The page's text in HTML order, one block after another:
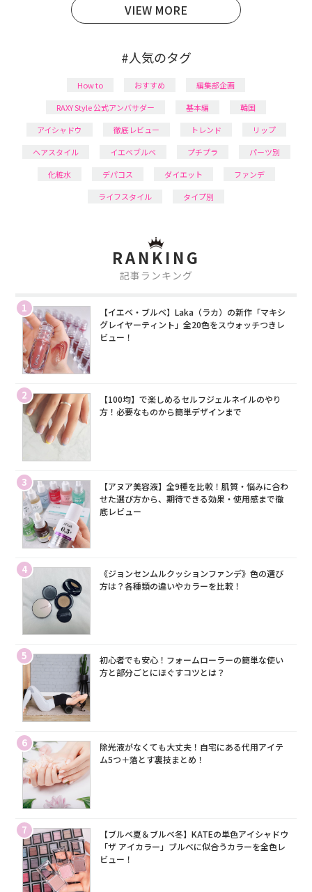
VIEW MORE
#人気のタグ
How to おすすめ
編集部企画
RAXY Style 公式アンバサダー
基本編
韓国
アイシャドウ
徹底レビュー トレンド
リップ
ヘアスタイル
イエベブルベ プチプラ
パーツ別
化粧水
デパコス ダイエット
ファンデ
ライフスタイル
タイプ別
RANKING
記事ランキング
1
【イエベ・ブルベ】Laka（ラカ）の新作「マキシ
グレイヤーティント」全20色をスウォッチつきレ
ビュー！
2
【100均】で楽しめるセルフジェルネイルのやり
方！必要なものから簡単デザインまで
3
【アヌア美容液】全9種を比較！肌質・悩みに合わ
せた選び方から、期待できる効果・使用感まで徹
底レビュー
4
《ジョンセンムルクッションファンデ》色の選び
方は？各種類の違いやカラーを比較！
5
初心者でも安心！フォームローラーの簡単な使い
方と部分ごとにほぐすコツとは？
6
除光液がなくても大丈夫！自宅にある代用アイテ
ム5つ＋落とす裏技まとめ！
7
【ブルベ夏＆ブルベ冬】KATEの単色アイシャドウ
「ザ アイカラー」ブルベに似合うカラーを全色レ
ビュー！